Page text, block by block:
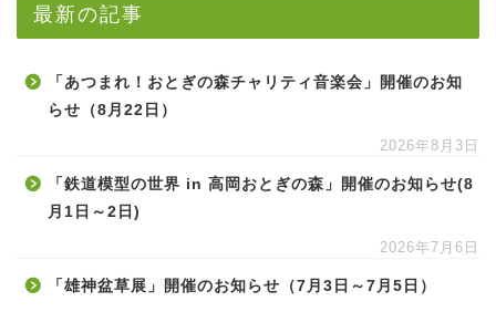
最新の記事
「あつまれ！おとぎの森チャリティ音楽会」開催のお知
らせ（8月22日）
2026年8月3日
「鉄道模型の世界 in 高岡おとぎの森」開催のお知らせ(8
月1日～2日)
2026年7月6日
「雄神盆草展」開催のお知らせ（7月3日～7月5日）